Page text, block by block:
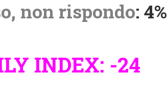
non rispondo: 4%
INDEX: -24